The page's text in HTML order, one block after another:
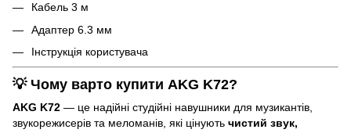
Кабель 3 м
Адаптер 6.3 мм
Інструкція користувача
💡 Чому варто купити AKG K72?
AKG K72 — це надійні студійні навушники для музикантів,
звукорежисерів та меломанів, які цінують чистий звук,